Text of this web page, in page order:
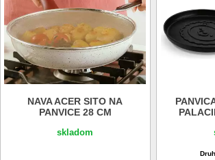
NAVA ACER SITO NA
PANVICE 28 CM
skladom